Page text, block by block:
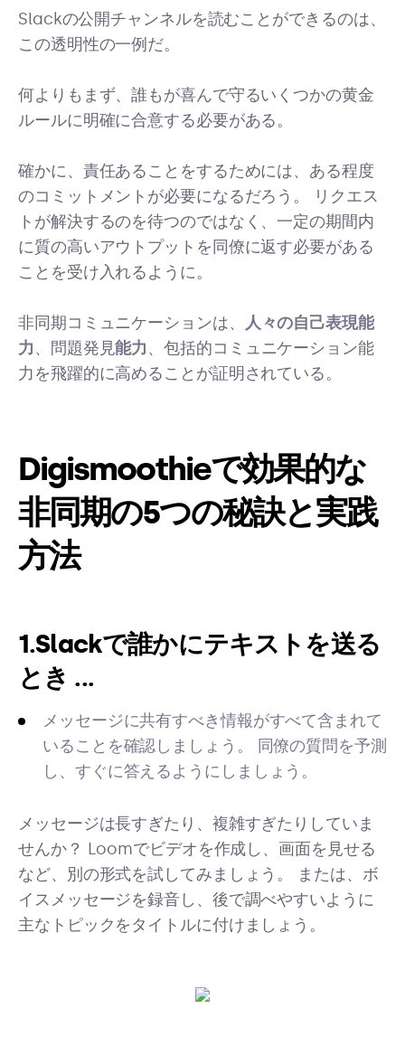
Slackの公開チャンネルを読むことができるのは、
この透明性の一例だ。
何よりもまず、誰もが喜んで守るいくつかの黄金
ルールに明確に合意する必要がある。
確かに、責任あることをするためには、ある程度
のコミットメントが必要になるだろう。 リクエス
トが解決するのを待つのではなく、一定の期間内
に質の高いアウトプットを同僚に返す必要がある
ことを受け入れるように。
非同期コミュニケーションは、
人々の自己表現能
力、問題発見能力、包括的コミュニケーション能
力を飛躍的に高めることが証明されている。
Digismoothieで効果的な
非同期の5つの秘訣と実践
方法
1.Slackで誰かにテキストを送る
とき ...
メッセージに共有すべき情報がすべて含まれて
いることを確認しましょう。 同僚の質問を予測
し、すぐに答えるようにしましょう。
メッセージは長すぎたり、複雑すぎたりしていま
せんか？ Loomでビデオを作成し、画面を見せる
など、別の形式を試してみましょう。 または、ボ
イスメッセージを録音し、後で調べやすいように
主なトピックをタイトルに付けましょう。